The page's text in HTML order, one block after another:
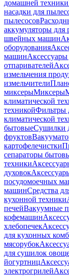
домашней техники
насадки для
пылесосов
аккумуляторы для
швейных машин
оборудования
машинАксессуары
отпаривателей
измельчения
измельчители
миксерыМиксеры
климатической
техникойФильтры
климатической
бытовыеСушилки
фруктов
картофелечистки
сепараторы
техники
духовок
посудомоечных
машинСредства
кухонной техники
печейВакуумные
кофемашин
хлебопечек
для кухонных
мясорубок
для сушилок
йогуртниц
электрогрилей